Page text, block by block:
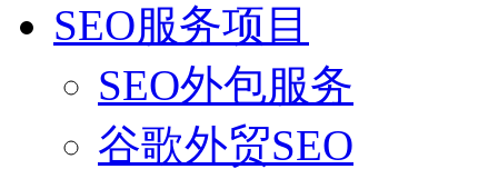
SEO服务项目
SEO外包服务
谷歌外贸SEO